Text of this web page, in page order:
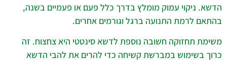
הדשא. ניקוי עמוק מומלץ בדרך כלל פעם או פעמיים בשנה,
בהתאם לרמת התנועה ברגל וגורמים אחרים.
משימת תחזוקה חשובה נוספת לדשא סינטטי היא צחצוח. זה
כרוך בשימוש במברשת קשיחה כדי להרים את להבי הדשא